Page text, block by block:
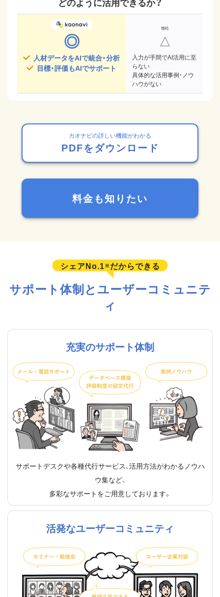
◎
人材データをAIで統合・分析
目標・評価もAIでサポート
△
入力が手間でAI活用に至
らない
具体的な活用事例・ノウ
ハウがない
カオナビの詳しい機能がわかる
PDFをダウンロード
料金も知りたい
シェアNo.1※ だからできる
サポート体制とユーザーコミュニテ
ィ
充実のサポート体制
サポートデスクや各種代行サービス、活用方法がわかるノウハ
ウ集など、
多彩なサポートをご用意しております。
活発なユーザーコミュニティ